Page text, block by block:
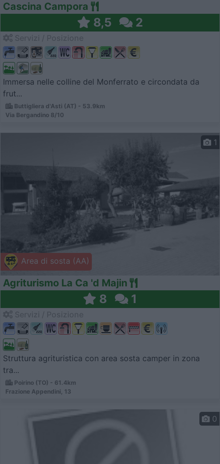
Cascina Campora
8,5 2
Immersa nelle colline del Monferrato e circondata da
frut...
Buttigliera d'Asti (AT) - 53.9km
Via Bergandino 8/10
Area di sosta (AA)
1
Agriturismo La Ca 'd Majin
8 1
Struttura agrituristica con area sosta camper in zona
tra...
Poirino (TO) - 61.4km
Frazione Appendini, 13
0